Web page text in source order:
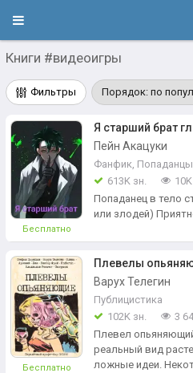
Книги #видеоигры
Фильтры Порядок: по
Бесплатно
Я старший брат
Пейн Акацуки
Фанфик, Попаданцы
613K зн.
10K
Попаданец в тело
или злодей)
Бесплатно
Плевелы
Варух Телегин
Публицистика
102K зн.
3
Плевел
реальный вид
ложные идеи.